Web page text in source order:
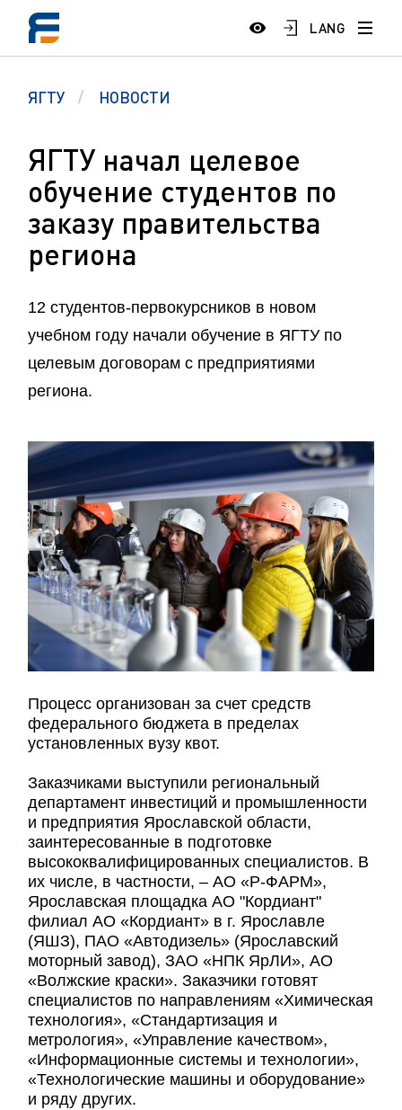
LANG
ЯГТУ НОВОСТИ
ЯГТУ начал целевое
обучение студентов по
заказу правительства
региона
12 студентов-первокурсников в новом
учебном году начали обучение в ЯГТУ по
целевым договорам с предприятиями
региона.
Процесс организован за счет средств
федерального бюджета в пределах
установленных вузу квот.
Заказчиками выступили региональный
департамент инвестиций и промышленности
и предприятия Ярославской области,
заинтересованные в подготовке
высококвалифицированных специалистов. В
их числе, в частности, – АО «Р-ФАРМ»,
Ярославская площадка АО "Кордиант"
филиал АО «Кордиант» в г. Ярославле
(ЯШЗ), ПАО «Автодизель» (Ярославский
моторный завод), ЗАО «НПК ЯрЛИ», АО
«Волжские краски». Заказчики готовят
специалистов по направлениям «Химическая
технология», «Стандартизация и
метрология», «Управление качеством»,
«Информационные системы и технологии»,
«Технологические машины и оборудование»
и ряду других.